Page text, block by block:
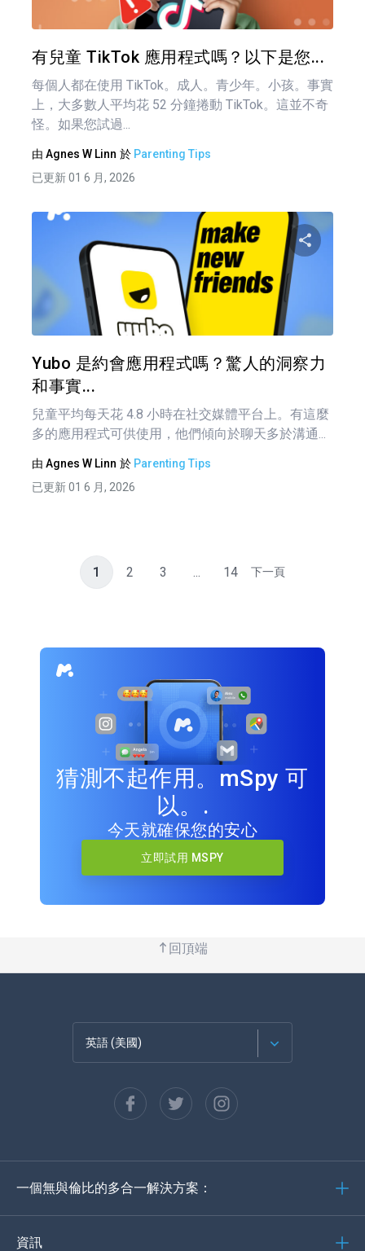
有兒童 TikTok 應用程式嗎？以下是您...
每個人都在使用 TikTok。成人。青少年。小孩。事實
上，大多數人平均花 52 分鐘捲動 TikTok。這並不奇
怪。如果您試過...
由 Agnes W Linn 於 Parenting Tips
已更新 01 6 月, 2026
Yubo 是約會應用程式嗎？驚人的洞察力
和事實...
兒童平均每天花 4.8 小時在社交媒體平台上。有這麼
多的應用程式可供使用，他們傾向於聊天多於溝通...
由 Agnes W Linn 於 Parenting Tips
已更新 01 6 月, 2026
文
覽
1 2 3 ... 14 下一頁
猜測不起作用。mSpy 可
以。.
今天就確保您的安心
立即試用 MSPY
回頂端
英語 (美國)
西班牙語
德語
一個無與倫比的多合一解決方案：
資訊